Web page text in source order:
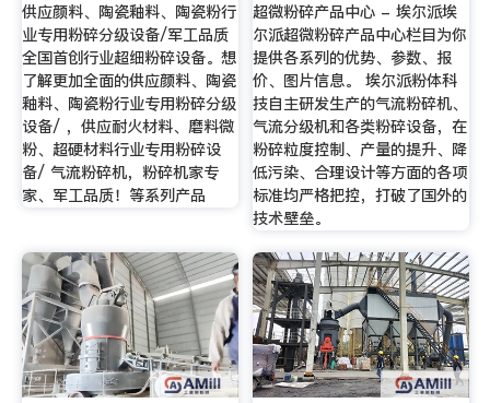
供应颜料、陶瓷釉料、陶瓷粉行
业专用粉碎分级设备/军工品质
全国首创行业超细粉碎设备。想
了解更加全面的供应颜料、陶瓷
釉料、陶瓷粉行业专用粉碎分级
设备/ ，供应耐火材料、磨料微
粉、超硬材料行业专用粉碎设
备/ 气流粉碎机，粉碎机家专
家、军工品质！等系列产品
超微粉碎产品中心 - 埃尔派埃
尔派超微粉碎产品中心栏目为你
提供各系列的优势、参数、报
价、图片信息。 埃尔派粉体科
技自主研发生产的气流粉碎机、
气流分级机和各类粉碎设备，在
粉碎粒度控制、产量的提升、降
低污染、合理设计等方面的各项
标准均严格把控，打破了国外的
技术壁垒。